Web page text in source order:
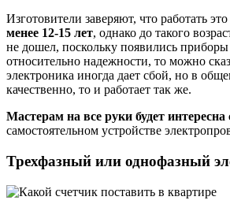
Изготовители заверяют, что работать
менее 12-15 лет, однако до такого
не дошел, поскольку появились
относительно надежности, то можно
электроника иногда дает сбой, но в
качественно, то и работает так же.
Мастерам на все руки будет интересна
самостоятельном устройстве
Трехфазный или однофазный